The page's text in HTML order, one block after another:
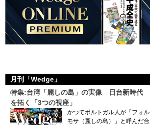
月刊「Wedge」
特集:台湾「麗しの島」の実像 日台新時代
を拓く「3つの視座」
かつてポルトガル人が「フォル
モサ（麗しの島）」と呼んだ台